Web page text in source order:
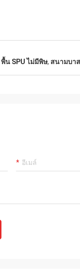
พื้น SPU ไม่มีพิษ, สนามบา